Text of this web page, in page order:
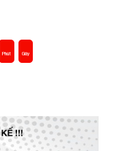
Phút Giây